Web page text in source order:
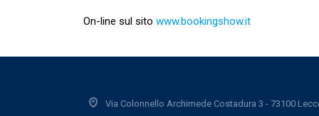
On-line sul sito www.bookingshow.it
Via Colonnello Archimede Costadura 3 - 73100